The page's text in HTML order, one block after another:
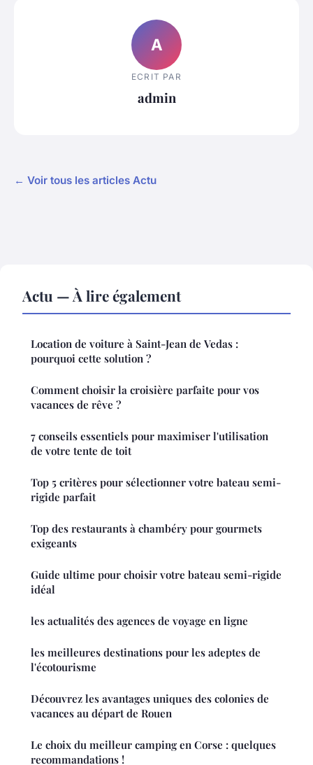
A
ECRIT PAR
admin
← Voir tous les articles Actu
Actu — À lire également
Location de voiture à Saint-Jean de Vedas :
pourquoi cette solution ?
Comment choisir la croisière parfaite pour vos
vacances de rêve ?
7 conseils essentiels pour maximiser l'utilisation
de votre tente de toit
Top 5 critères pour sélectionner votre bateau semi-
rigide parfait
Top des restaurants à chambéry pour gourmets
exigeants
Guide ultime pour choisir votre bateau semi-rigide
idéal
les actualités des agences de voyage en ligne
les meilleures destinations pour les adeptes de
l'écotourisme
Découvrez les avantages uniques des colonies de
vacances au départ de Rouen
Le choix du meilleur camping en Corse : quelques
recommandations !